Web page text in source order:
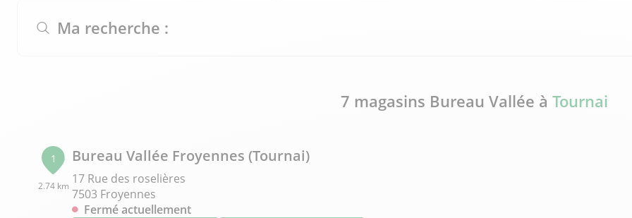
Ma recherche :
7 magasins Bureau Vallée à Tournai
1
2.74 km
Bureau Vallée Froyennes (Tournai)
17 Rue des roselières
7503 Froyennes
Fermé actuellement